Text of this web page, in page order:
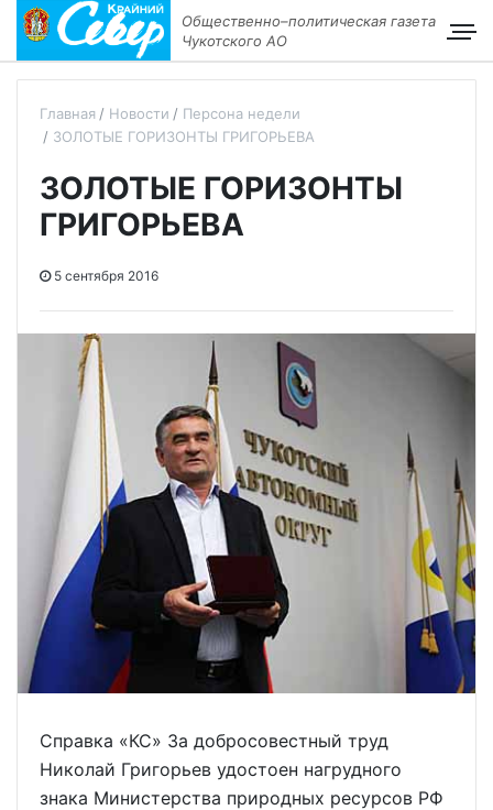
Общественно–политическая газета
Чукотского АО
Главная Новости
Персона недели
ЗОЛОТЫЕ ГОРИЗОНТЫ ГРИГОРЬЕВА
ЗОЛОТЫЕ ГОРИЗОНТЫ
ГРИГОРЬЕВА
5 сентября 2016
Справка «КС» За добросовестный труд
Николай Григорьев удостоен нагрудного
знака Министерства природных ресурсов РФ